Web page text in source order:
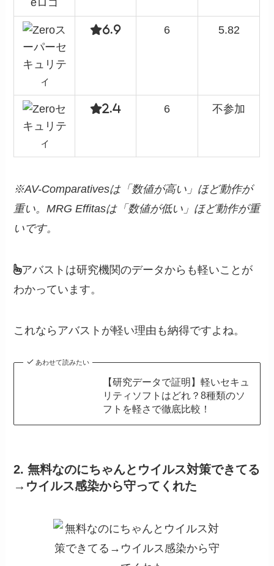
6.9 6 5.82
2.4 6 不参加
※AV-Comparativesは「数値が高い」ほど動作が
重い。MRG Effitasは「数値が低い」ほど動作が重
いです。
アバストは研究機関のデータからも軽いことが
わかっています。
これならアバストが軽い理由も納得ですよね。
あわせて読みたい
【研究データで証明】軽いセキュ
リティソフトはどれ？8種類のソ
フトを軽さで徹底比較！
2. 無料なのにちゃんとウイルス対策できてる
→ウイルス感染から守ってくれた